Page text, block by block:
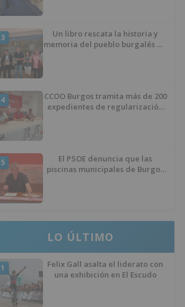
3
Un libro rescata la historia y
memoria del pueblo burgalés de
4
CCOO Burgos tramita más de 200
expedientes de regularización
5
El PSOE denuncia que las
piscinas municipales de Burgos
LO ÚLTIMO
1
Felix Gall asalta el liderato con
una exhibición en El Escudo